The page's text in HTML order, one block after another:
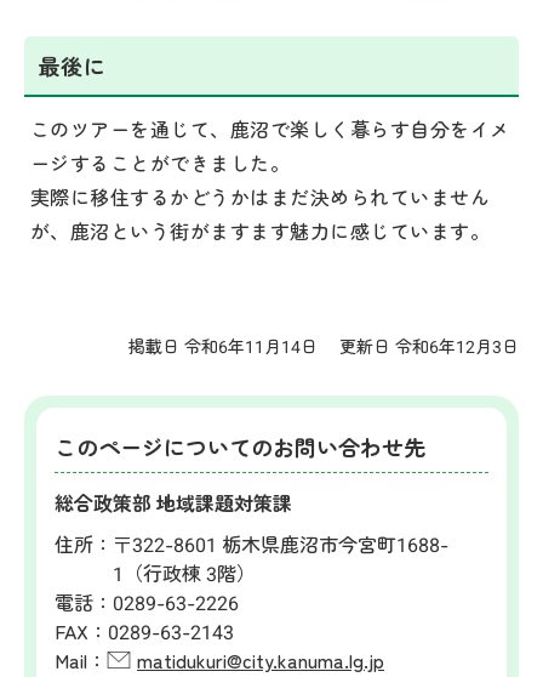
最後に
このツアーを通じて、鹿沼で楽しく暮らす自分をイメ
ージすることができました。
実際に移住するかどうかはまだ決められていません
が、鹿沼という街がますます魅力に感じています。
掲載日 令和6年11月14日 更新日 令和6年12月3日
このページについてのお問い合わせ先
総合政策部 地域課題対策課
住所： 〒322-8601 栃木県鹿沼市今宮町1688-
1（行政棟 3階）
電話： 0289-63-2226
FAX： 0289-63-2143
Mail：
matidukuri@city.kanuma.lg.jp